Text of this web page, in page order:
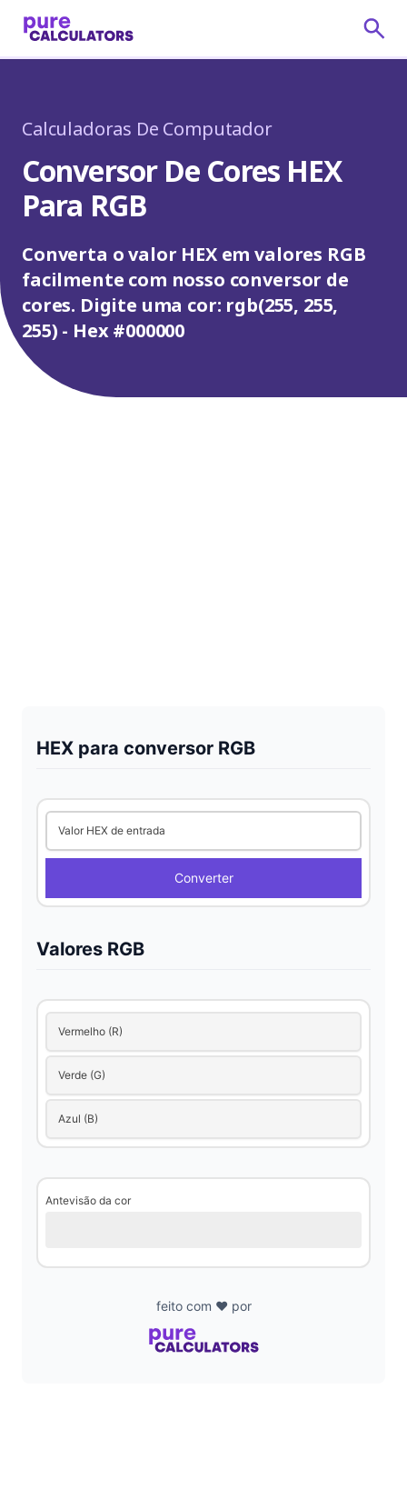
Calculadoras De Computador
Conversor De Cores HEX
Para RGB
Converta o valor HEX em valores RGB
facilmente com nosso conversor de
cores. Digite uma cor: rgb(255, 255,
255) - Hex #000000
HEX para conversor RGB
Valor HEX de entrada
Converter
Valores RGB
Vermelho (R)
Verde (G)
Azul (B)
Antevisão da cor
feito com ❤️ por